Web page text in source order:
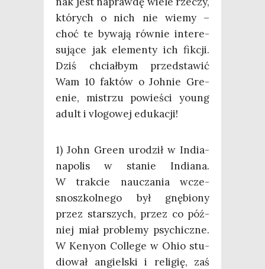
któ­rych o nich nie wie­my –
choć te bywa­ją rów­nie inte­re­
su­ją­ce jak ele­men­ty ich fik­cji.
Dziś chciał­bym przed­sta­wić
Wam 10 fak­tów o Joh­nie Gre­
enie, mistrzu powie­ści young
adult i vlo­go­wej edukacji!
1) John Gre­en uro­dził w India­
na­po­lis w sta­nie India­na.
W trak­cie naucza­nia wcze­
snosz­kol­ne­go był gnę­bio­ny
przez star­szych, przez co póź­
niej miał pro­ble­my psy­chicz­ne.
W Keny­on Col­le­ge w Ohio stu­
dio­wał angiel­ski i reli­gię, zaś